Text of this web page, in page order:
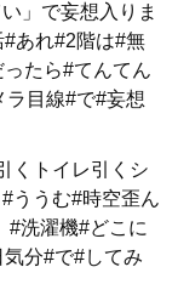
」で妄想入りま
あれ#2階は#無
たら#てんてん
ラ目線#で#妄想
くトイレ引くシ
ううむ#時空歪ん
#洗濯機#どこに
分#で#してみ